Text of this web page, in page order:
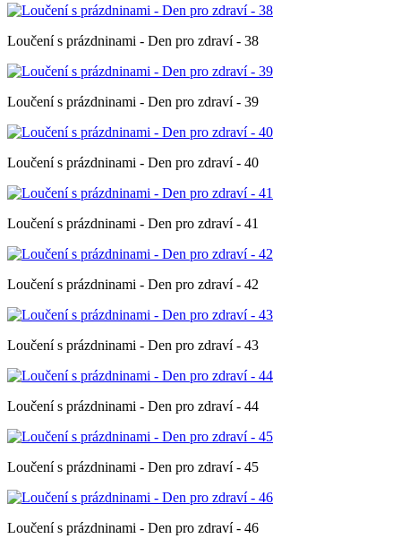
Loučení s prázdninami - Den pro zdraví - 38
Loučení s prázdninami - Den pro zdraví - 39
Loučení s prázdninami - Den pro zdraví - 40
Loučení s prázdninami - Den pro zdraví - 41
Loučení s prázdninami - Den pro zdraví - 42
Loučení s prázdninami - Den pro zdraví - 43
Loučení s prázdninami - Den pro zdraví - 44
Loučení s prázdninami - Den pro zdraví - 45
Loučení s prázdninami - Den pro zdraví - 46